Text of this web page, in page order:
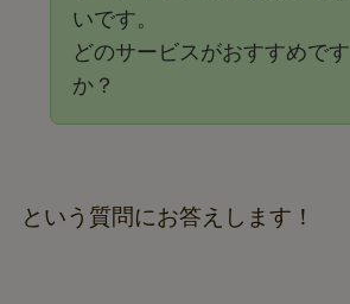
いです。
どのサービスがおすすめです
か？
という質問にお答えします！